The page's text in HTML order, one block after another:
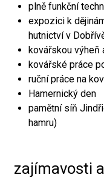
plně funkční
expozici k
hutnictví v
kovářskou výheň
kovářské práce
ruční práce na
Hamernický den
pamětní síň
hamru)
zajímavosti